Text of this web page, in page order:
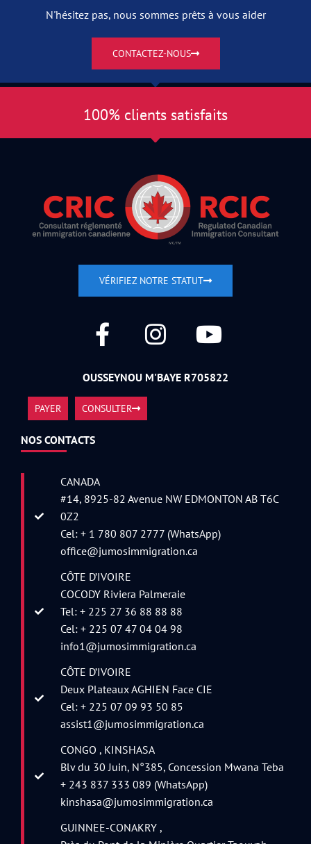
N'hésitez pas, nous sommes prêts à vous aider
CONTACTEZ-NOUS
100% clients satisfaits
VÉRIFIEZ NOTRE STATUT
OUSSEYNOU M'BAYE R705822
PAYER CONSULTER
NOS CONTACTS
CANADA
#14, 8925-82 Avenue NW EDMONTON AB T6C
0Z2
Cel: + 1 780 807 2777 (WhatsApp)
office@jumosimmigration.ca
CÔTE D’IVOIRE
COCODY Riviera Palmeraie
Tel: + 225 27 36 88 88 88
Cel: + 225 07 47 04 04 98
info1@jumosimmigration.ca
CÔTE D’IVOIRE
Deux Plateaux AGHIEN Face CIE
Cel: + 225 07 09 93 50 85
assist1@jumosimmigration.ca
CONGO , KINSHASA
Blv du 30 Juin, N°385, Concession Mwana Teba
+ 243 837 333 089 (WhatsApp)
kinshasa@jumosimmigration.ca
GUINNEE-CONAKRY ,